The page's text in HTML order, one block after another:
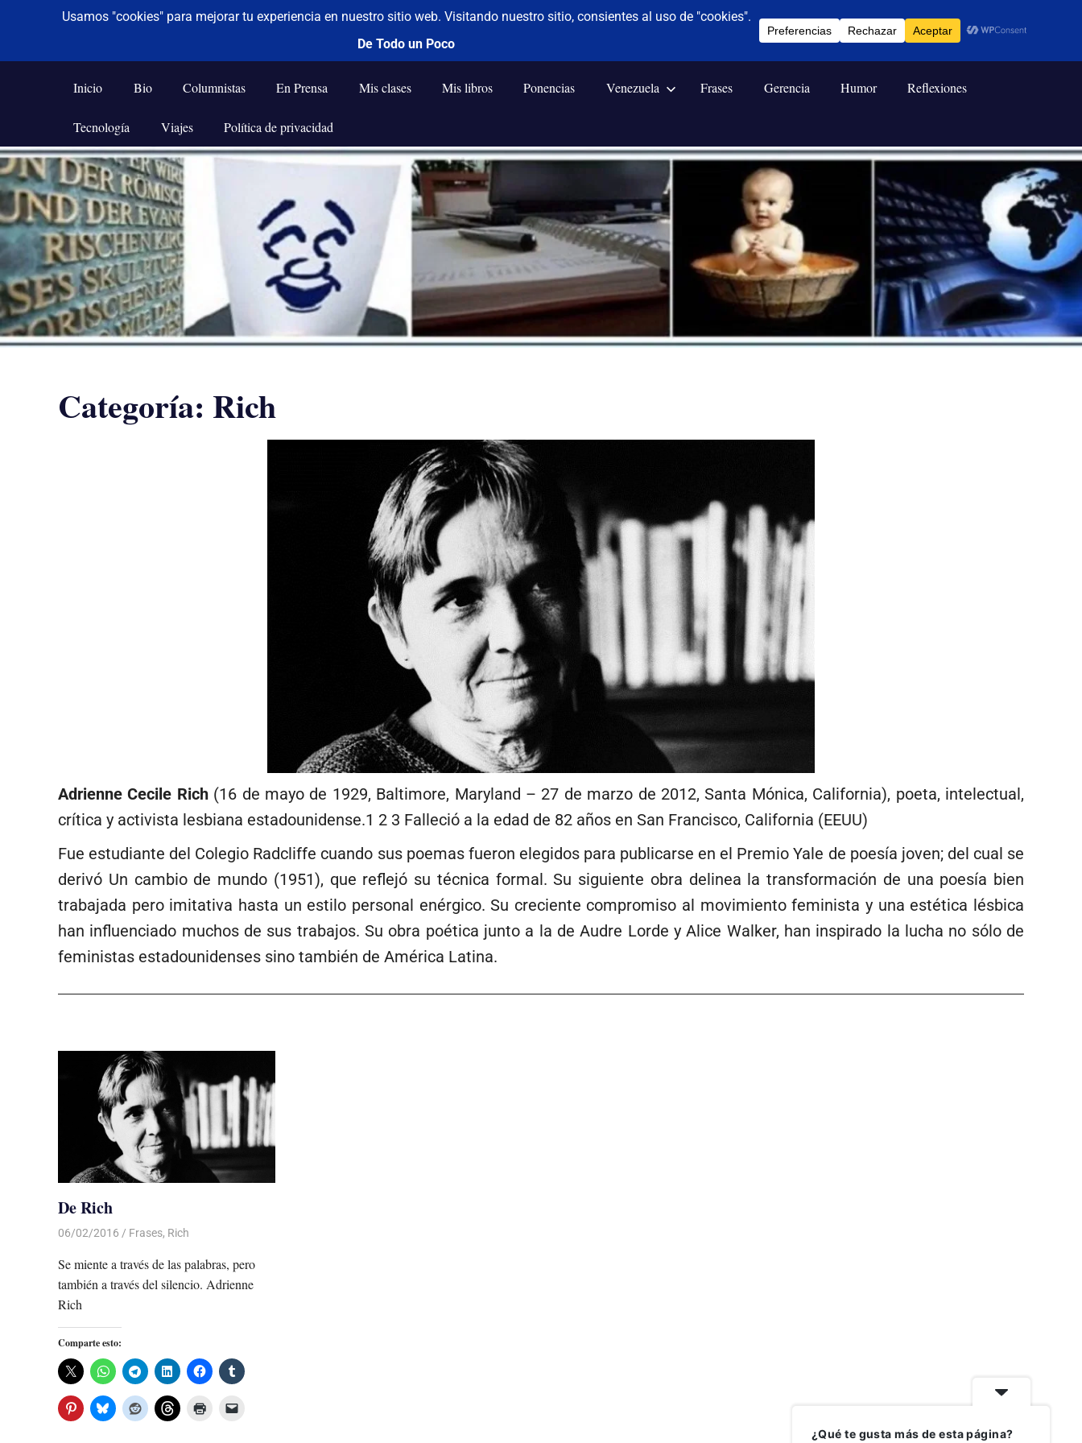
Saltar
al
contenido
De todo un poco
Frases,
Humor,
Tecnología
y
Viajes
Inicio Bio Columnistas En Prensa Mis clases Mis libros Ponencias Venezuela Frases Gerencia Humor Reflexiones
Tecnología Viajes Política de privacidad
Categoría: Rich
Adrienne Cecile Rich(16 de mayo de 1929, Baltimore, Maryland – 27 de marzo de 2012, Santa Mónica, California), poeta, intelectual,
crítica y activista lesbiana estadounidense.1 2 3 Falleció a la edad de 82 años en San Francisco, California (EEUU)
Fue estudiante del Colegio Radcliffe cuando sus poemas fueron elegidos para publicarse en el Premio Yale de poesía joven; del cual se
derivó Un cambio de mundo (1951), que reflejó su técnica formal. Su siguiente obra delinea la transformación de una poesía bien
trabajada pero imitativa hasta un estilo personal enérgico. Su creciente compromiso al movimiento feminista y una estética lésbica
han influenciado muchos de sus trabajos. Su obra poética junto a la de Audre Lorde y Alice Walker, han inspirado la lucha no sólo de
feministas estadounidenses sino también de América Latina.
De Rich
06/02/2016 Luis Castellanos
Frases, Rich
Se miente a través de las palabras, pero
también a través del silencio. Adrienne
Rich
Comparte esto:
¿Qué te gusta más de esta página?